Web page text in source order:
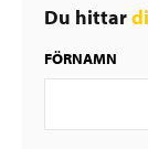
Du hittar
FÖRNAMN